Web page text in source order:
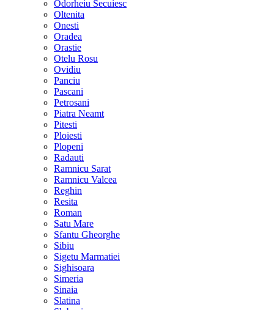
Odorheiu Secuiesc
Oltenita
Onesti
Oradea
Orastie
Otelu Rosu
Ovidiu
Panciu
Pascani
Petrosani
Piatra Neamt
Pitesti
Ploiesti
Plopeni
Radauti
Ramnicu Sarat
Ramnicu Valcea
Reghin
Resita
Roman
Satu Mare
Sfantu Gheorghe
Sibiu
Sigetu Marmatiei
Sighisoara
Simeria
Sinaia
Slatina